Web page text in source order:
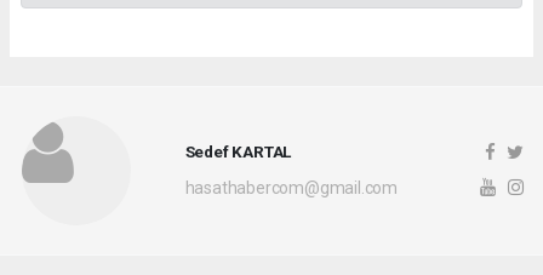
Sedef KARTAL
hasathabercom@gmail.com